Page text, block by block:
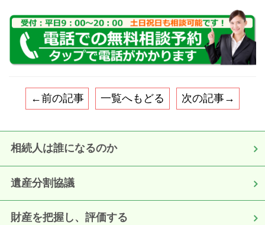
←前の記事 一覧へもどる 次の記事→
相続人は誰になるのか
遺産分割協議
財産を把握し、評価する